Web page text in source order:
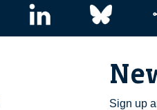
Sign up